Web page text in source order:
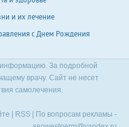
и их лечение
с Днем Рождения
За подробной
врачу. Сайт не несет
самолечения.
RSS | По вопросам рекламы -